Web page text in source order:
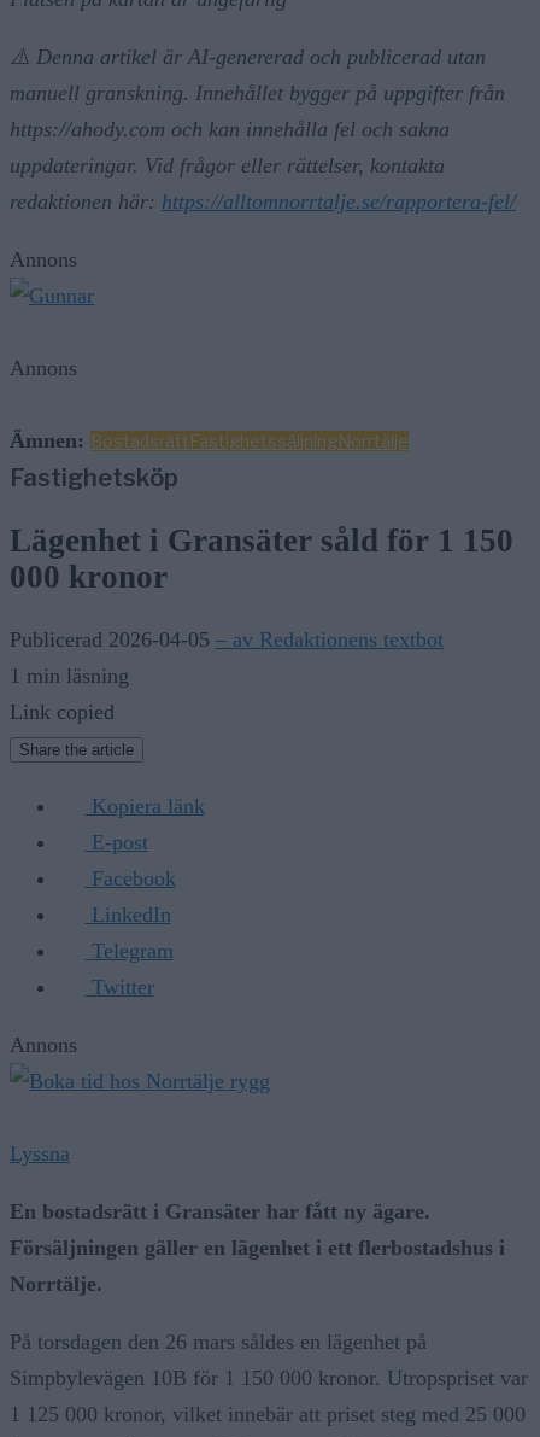
⚠️ Denna artikel är AI-genererad och publicerad utan
manuell granskning. Innehållet bygger på uppgifter från
https://ahody.com och kan innehålla fel och sakna
uppdateringar. Vid frågor eller rättelser, kontakta
redaktionen här: https://alltomnorrtalje.se/rapportera-fel/
Annons
Annons
Ämnen: BostadsrättFastighetssäljningNorrtälje
Fastighetsköp
Lägenhet i Gransäter såld för 1 150
000 kronor
Publicerad 2026-04-05 – av Redaktionens textbot
1 min läsning
Link copied
Share the article
Kopiera länk
E-post
Facebook
LinkedIn
Telegram
Twitter
Annons
Lyssna
En bostadsrätt i Gransäter har fått ny ägare.
Försäljningen gäller en lägenhet i ett flerbostadshus i
Norrtälje.
På torsdagen den 26 mars såldes en lägenhet på
Simpbylevägen 10B för 1 150 000 kronor. Utropspriset var
1 125 000 kronor, vilket innebär att priset steg med 25 000